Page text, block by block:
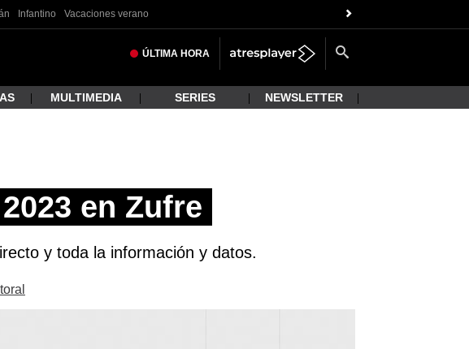
Infantino Vacaciones verano
ÚLTIMA HORA
MULTIMEDIA SERIES NEWSLETTER
en Zufre
y toda la información y datos.